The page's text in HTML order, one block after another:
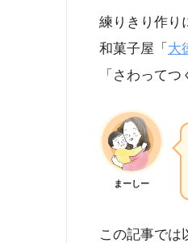
練りきり作り
和菓子屋「 大
「さわってつ
まーしー
この記事で